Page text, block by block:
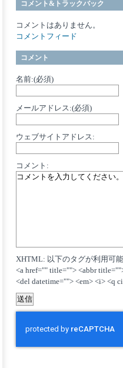
コメント&トラックバック
コメントはありません。
コメントフィード
コメント
名前:(必須)
メールアドレス:(必須)
ウェブサイトアドレス:
コメント:
XHTML: 以下のタグが利用可能
<a href="" title=""> <abbr
<del datetime=""> <em> <i> <q